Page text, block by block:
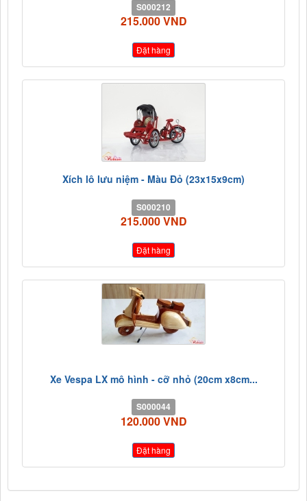
S000212
215.000 VND
Đặt hàng
Xích lô lưu niệm - Màu Đỏ (23x15x9cm)
S000210
215.000 VND
Đặt hàng
Xe Vespa LX mô hình - cỡ nhỏ (20cm x8cm...
S000044
120.000 VND
Đặt hàng